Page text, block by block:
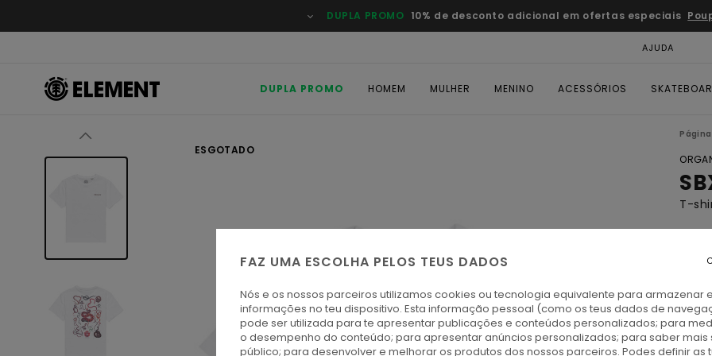
a
DUPLA PROMO 10% de desconto adicional em ofertas especiais
AJUDA
DUPLA PROMO HOMEM MULHER MENINO ACESSÓRIOS
ESGOTADO
T-
€
Cor
FAZ UMA ESCOLHA PELOS TEUS DADOS
Nós e os nossos parceiros utilizamos cookies ou tecnologia equivalente para armazenar
informações no teu dispositivo. Esta informação pessoal (como os teus dados de
pode ser utilizada para te apresentar publicações e conteúdos personalizados; para
o desempenho do conteúdo; para apresentar anúncios personalizados; para saber mais
público; para desenvolver e melhorar os produtos dos nossos parceiros. Podes definir as